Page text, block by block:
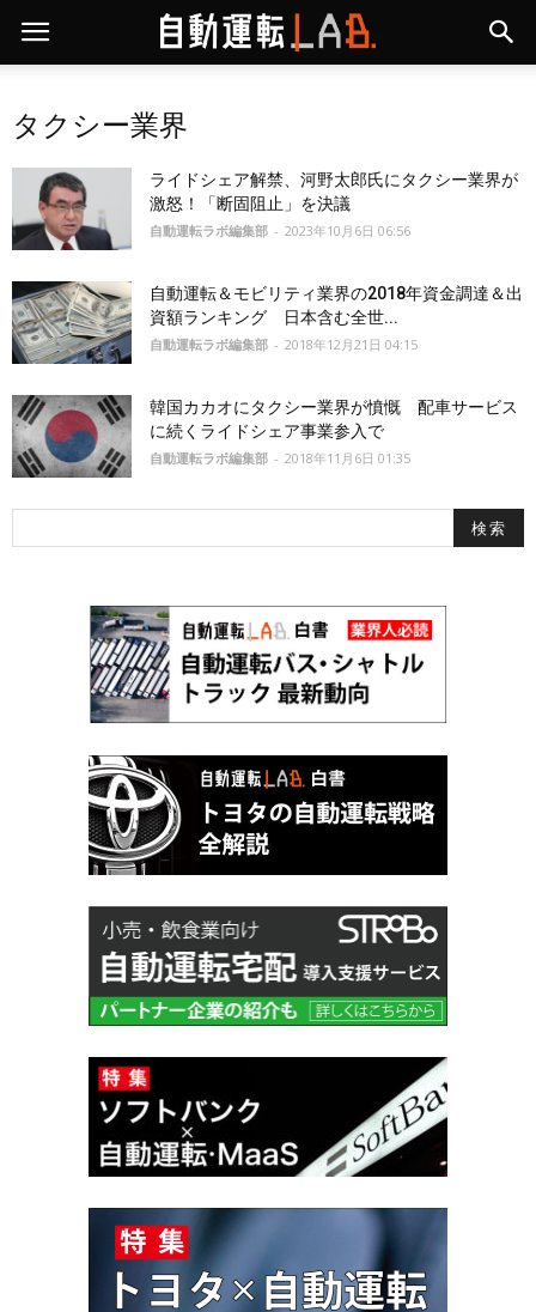
タクシー業界
ライドシェア解禁、河野太郎氏にタクシー業界が
激怒！「断固阻止」を決議
自動運転ラボ編集部 - 2023年10月6日 06:56
自動運転＆モビリティ業界の2018年資金調達＆出
資額ランキング 日本含む全世...
自動運転ラボ編集部 - 2018年12月21日 04:15
韓国カカオにタクシー業界が憤慨 配車サービス
に続くライドシェア事業参入で
自動運転ラボ編集部 - 2018年11月6日 01:35